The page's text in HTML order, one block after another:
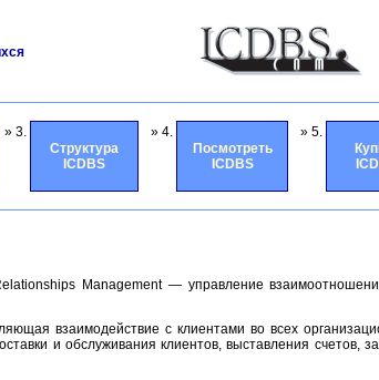
» 3.
Структура
ICDBS
» 4.
Посмотреть
ICDBS
» 5.
Management — управление
взаимодействие с клиентами во всех
и обслуживания клиентов, выставления счетов,